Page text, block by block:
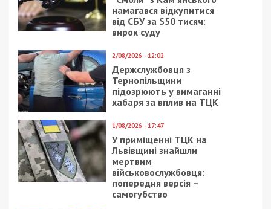
намагався відкупитися
від СБУ за $50 тисяч:
вирок суду
2/08/2026 - 12:02
Держслужбовця з
Тернопільщини
підозрюють у вимаганні
хабаря за вплив на ТЦК
1/08/2026 - 17:47
У приміщенні ТЦК на
Львівщині знайшли
мертвим
військовослужбовця:
попередня версія –
самогубство